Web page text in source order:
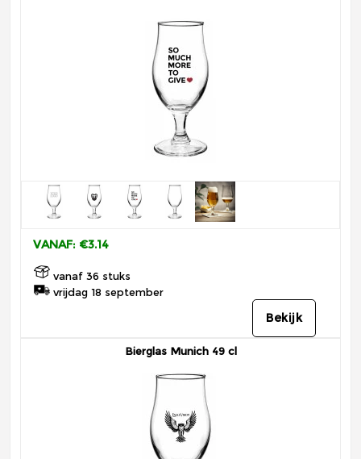
VANAF: €3.14
vanaf 36 stuks
vrijdag 18 september
Bekijk
Bierglas Munich 49 cl